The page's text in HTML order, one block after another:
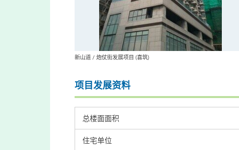
新山道 / 炮仗街发展项目 (喜筑)
项目发展资料
总楼面面积
住宅单位